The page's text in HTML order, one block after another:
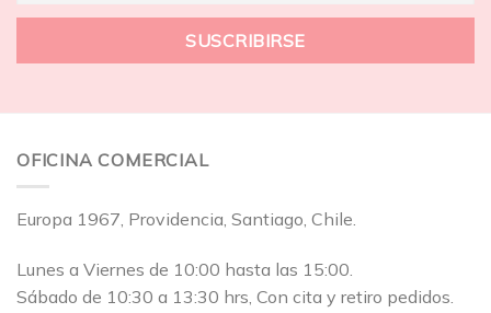
OFICINA COMERCIAL
Europa 1967, Providencia, Santiago, Chile.
Lunes a Viernes de 10:00 hasta las 15:00.
Sábado de 10:30 a 13:30 hrs, Con cita y retiro pedidos.